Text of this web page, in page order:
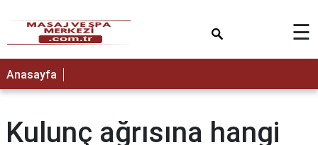
☰
Anasayfa
Kulunç ağrısına hangi